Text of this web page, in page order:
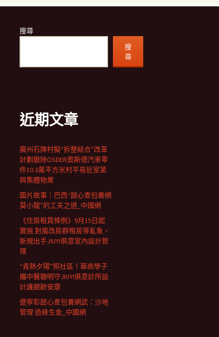
搜尋
搜
尋
近期文章
廣州石牌村擬“拆整結合”改革
計劃撤除OSDER奧斯德汽車零
件10.3萬平方米村平易近室第
與集體物業
圖片故事｜巴西“甜心查包養網
莫小龍”的工夫之道_中國網
《住房租賃條例》9月15日起
實施 對魔改房群租房等亂象，
新規出手JIUYI俱意室內設計管
理
“青熱夕陽”照社區！華商學子
攜中醫聰明守JIUYI俱意診所設
計護銀齡安康
遼寧彰甜心查包養網武：沙地
管理 造綠生金_中國網